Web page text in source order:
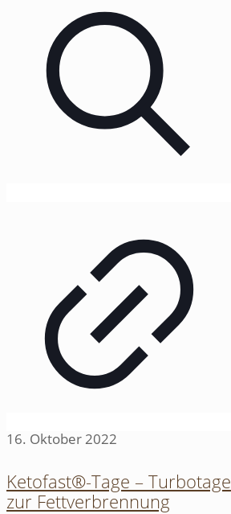
16. Oktober 2022
Ketofast®-Tage – Turbotage
zur Fettverbrennung